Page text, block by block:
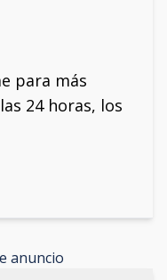
para más
24 horas, los
anuncio